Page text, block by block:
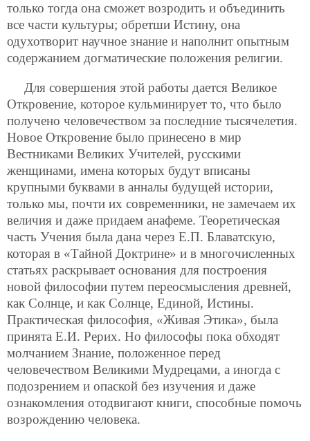
только тогда она сможет возродить и объединить
все части культуры; обретши Истину, она
одухотворит научное знание и наполнит опытным
содержанием догматические положения религии.
Для совершения этой работы дается Великое
Откровение, которое кульминирует то, что было
получено человечеством за последние тысячелетия.
Новое Откровение было принесено в мир
Вестниками Великих Учителей, русскими
женщинами, имена которых будут вписаны
крупными буквами в анналы будущей истории,
только мы, почти их современники, не замечаем их
величия и даже придаем анафеме. Теоретическая
часть Учения была дана через Е.П. Блаватскую,
которая в «Тайной Доктрине» и в многочисленных
статьях раскрывает основания для построения
новой философии путем переосмысления древней,
как Солнце, и как Солнце, Единой, Истины.
Практическая философия, «Живая Этика», была
принята Е.И. Рерих. Но философы пока обходят
молчанием Знание, положенное перед
человечеством Великими Мудрецами, а иногда с
подозрением и опаской без изучения и даже
ознакомления отодвигают книги, способные помочь
возрождению человека.